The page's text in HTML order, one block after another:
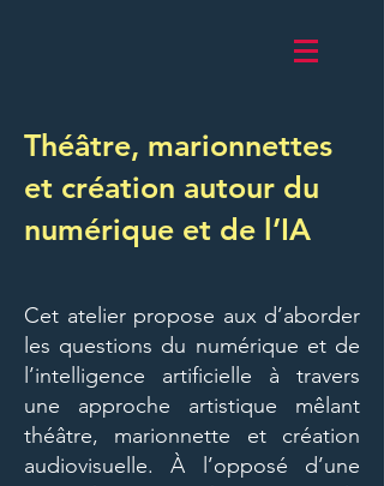
Théâtre, marionnettes
et création autour du
numérique et de l’IA
Cet atelier propose aux d’aborder
les questions du numérique et de
l’intelligence artificielle à travers
une approche artistique mêlant
théâtre, marionnette et création
audiovisuelle. À l’opposé d’une